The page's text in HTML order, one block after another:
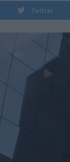
Twitter